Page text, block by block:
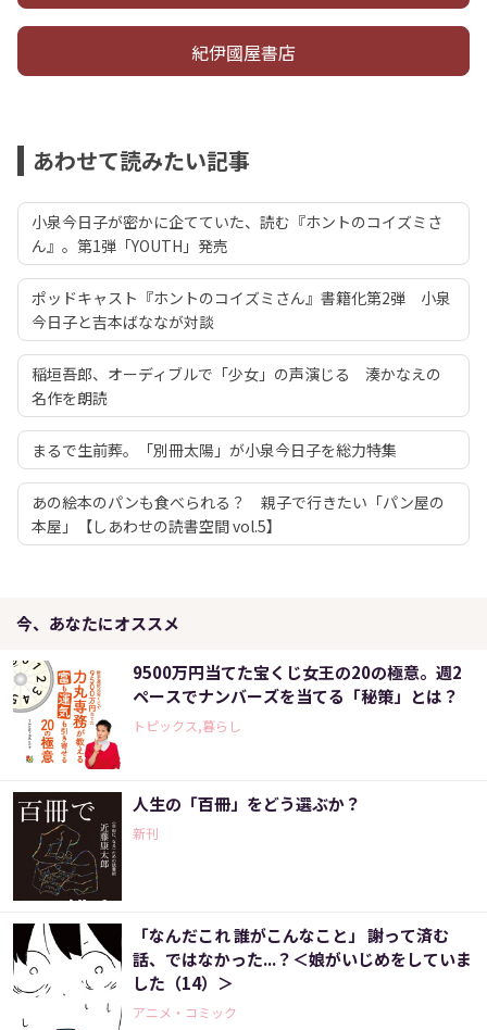
紀伊國屋書店
あわせて読みたい記事
小泉今日子が密かに企てていた、読む『ホントのコイズミさ
ん』。第1弾「YOUTH」発売
ポッドキャスト『ホントのコイズミさん』書籍化第2弾 小泉
今日子と吉本ばななが対談
稲垣吾郎、オーディブルで「少女」の声演じる 湊かなえの
名作を朗読
まるで生前葬。「別冊太陽」が小泉今日子を総力特集
あの絵本のパンも食べられる？ 親子で行きたい「パン屋の
本屋」【しあわせの読書空間 vol.5】
今、あなたにオススメ
9500万円当てた宝くじ女王の20の極意。週2
ペースでナンバーズを当てる「秘策」とは？
トピックス,暮らし
人生の「百冊」をどう選ぶか？
新刊
「なんだこれ 誰がこんなこと」 謝って済む
話、ではなかった...？＜娘がいじめをしていま
した（14）＞
アニメ・コミック